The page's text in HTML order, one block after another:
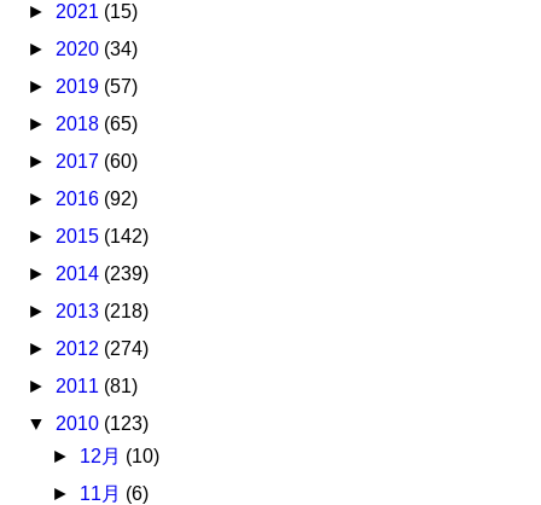
► 2021 (15)
► 2020 (34)
► 2019 (57)
► 2018 (65)
► 2017 (60)
► 2016 (92)
► 2015 (142)
► 2014 (239)
► 2013 (218)
► 2012 (274)
► 2011 (81)
▼ 2010 (123)
► 12月 (10)
► 11月 (6)